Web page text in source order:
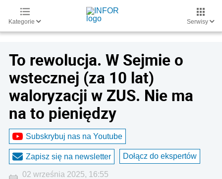
Kategorie Serwisy
To rewolucja. W Sejmie o
wstecznej (za 10 lat)
waloryzacji w ZUS. Nie ma
na to pieniędzy
Subskrybuj nas na Youtube
Zapisz się na newsletter Dołącz do ekspertów
02 września 2025, 16:55